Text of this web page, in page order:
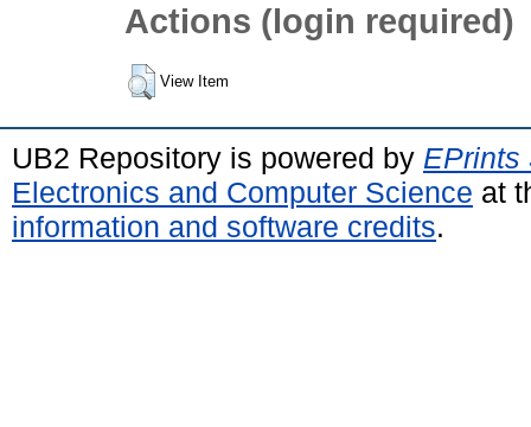
Actions (login required)
View Item
UB2 Repository is powered by EPrints
Electronics and Computer Science at
information and software credits.